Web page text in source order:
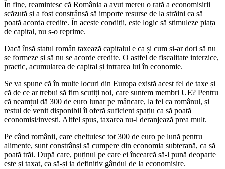
În fine, reamintesc că România a avut mereu o rată a economisirii
scăzută și a fost constrânsă să importe resurse de la străini ca să
poată acorda credite. În aceste condiții, este logic să stimuleze piața
de capital, nu s-o reprime.
Dacă însă statul român taxează capitalul e ca și cum și-ar dori să nu
se formeze și să nu se acorde credite. O astfel de fiscalitate interzice,
practic, acumularea de capital și intrarea lui în economie.
Se va spune că în multe locuri din Europa există acest fel de taxe și
că de ce ar trebui să fim scutiți noi, care suntem membri UE? Pentru
că neamțul dă 300 de euro lunar pe mâncare, la fel ca românul, și
restul de venit disponibil îi oferă suficient spațiu ca să poată
economisi/investi. Altfel spus, taxarea nu-l deranjează prea mult.
Pe când românii, care cheltuiesc tot 300 de euro pe lună pentru
alimente, sunt constrânși să cumpere din economia subterană, ca să
poată trăi. După care, puținul pe care ei încearcă să-l pună deoparte
este și taxat, ca să-și ia definitiv gândul de la economisire.